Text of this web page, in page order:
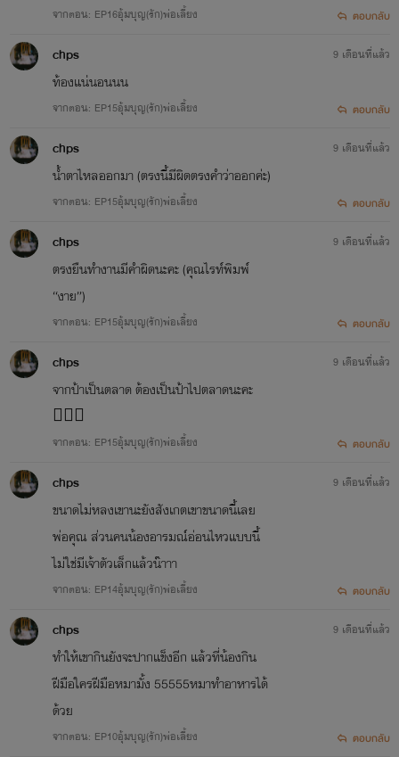
จากตอน: EP16อุ้มบุญ(รัก)พ่อเลี้ยง ตอบกลับ
chps
ท้องแน่นอนนน
จากตอน: EP15อุ้มบุญ(รัก)พ่อเลี้ยง
9 เดือนที่แล้ว
ตอบกลับ
chps
น้ำตาไหลออกมา (ตรงนี้มีผิดตรงคำว่าออกค่ะ)
จากตอน: EP15อุ้มบุญ(รัก)พ่อเลี้ยง
9 เดือนที่แล้ว
ตอบกลับ
chps
ตรงยืนทำงานมีคำผิดนะคะ (คุณไรท์พิมพ์
“งาย”)
จากตอน: EP15อุ้มบุญ(รัก)พ่อเลี้ยง
9 เดือนที่แล้ว
ตอบกลับ
chps
จากป้าเป็นตลาด ต้องเป็นป้าไปตลาดนะคะ
🙇🏻‍♂️
จากตอน: EP15อุ้มบุญ(รัก)พ่อเลี้ยง
9 เดือนที่แล้ว
ตอบกลับ
chps
ขนาดไม่หลงเขานะยังสังเกตเขาขนาดนี้เลย
พ่อคุณ ส่วนคนน้องอารมณ์อ่อนไหวแบบนี้
ไม่ใช่มีเจ้าตัวเล็กแล้วน๊าาา
จากตอน: EP14อุ้มบุญ(รัก)พ่อเลี้ยง
9 เดือนที่แล้ว
ตอบกลับ
chps
ทำให้เขากินยังจะปากแข็งอีก แล้วที่น้องกิน
ฝีมือใครฝีมือหมามั้ง 55555หมาทำอาหารได้
ด้วย
จากตอน: EP10อุ้มบุญ(รัก)พ่อเลี้ยง
9 เดือนที่แล้ว
ตอบกลับ